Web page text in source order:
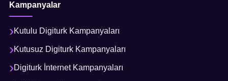
Kampanyalar
Kutulu Digiturk Kampanyaları
Kutusuz Digiturk Kampanyaları
Digiturk İnternet Kampanyaları